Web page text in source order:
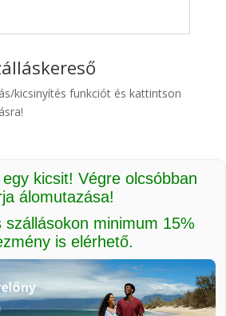
kicsinyítés funkciót és kattintson
kicsit! Végre olcsóbban
álomutazása!
szállásokon minimum 15%
is elérhető.